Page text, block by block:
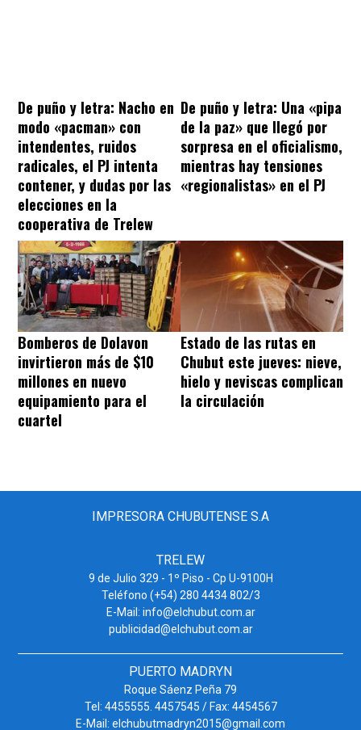
De puño y letra: Nacho en
modo «pacman» con
intendentes, ruidos
radicales, el PJ intenta
contener, y dudas por las
elecciones en la
cooperativa de Trelew
De puño y letra: Una «pipa
de la paz» que llegó por
sorpresa en el oficialismo,
mientras hay tensiones
«regionalistas» en el PJ
Bomberos de Dolavon
invirtieron más de $10
millones en nuevo
equipamiento para el
cuartel
Estado de las rutas en
Chubut este jueves: nieve,
hielo y neviscas complican
la circulación
IMPRESORA CHUBUTENSE S.A
TRELEW
9 de Julio 329 - 1º Piso - Cp U-9100H
Teléfono (+54) 280 4434 802/3
E-Mail: info@elchubut.com.ar
publicidad@elchubut.com.ar
PUERTO MADRYN
Roque Sáenz Peña 79
Tel: 4455555. 4457545 / Fax: 4454567
E-Mail: elchubutmadryn2015@gmail.com